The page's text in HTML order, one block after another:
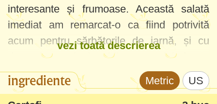
interesante și frumoase. Această salată
imediat am remarcat-o ca fiind potrivită
acum pentru sărbătorile de iarnă, și cu
denumirea, și datorită aspectului foarte
frumos.
Este o salată simplă și gustoasă, cu
vezi toată descrierea
ingrediente Metric US